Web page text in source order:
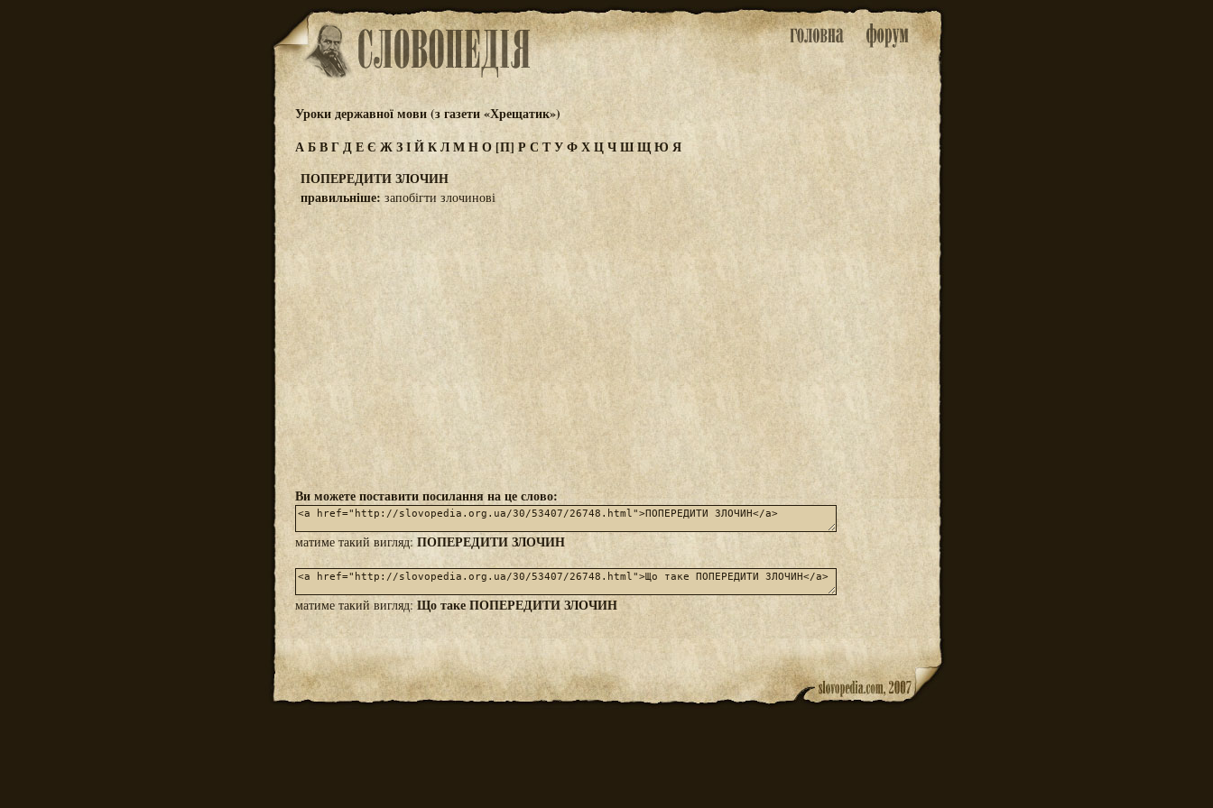
Уроки державної мови (з газети «Хрещатик»)
АБВГДЕЄЖЗІЙКЛМНО[П] РСТУФХЦЧШЩЮЯ
ПОПЕРЕДИТИ ЗЛОЧИН
правильніше: запобігти злочинові
Ви можете поставити посилання на це слово:
матиме такий вигляд: ПОПЕРЕДИТИ ЗЛОЧИН
матиме такий вигляд:Що таке ПОПЕРЕДИТИ ЗЛОЧИН